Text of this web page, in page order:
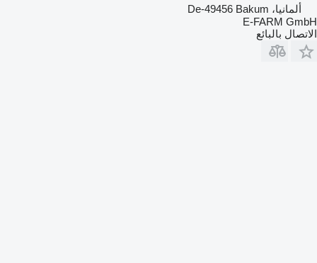
ألمانيا، De-49456 Bakum
E-FARM GmbH
الاتصال بالبائع